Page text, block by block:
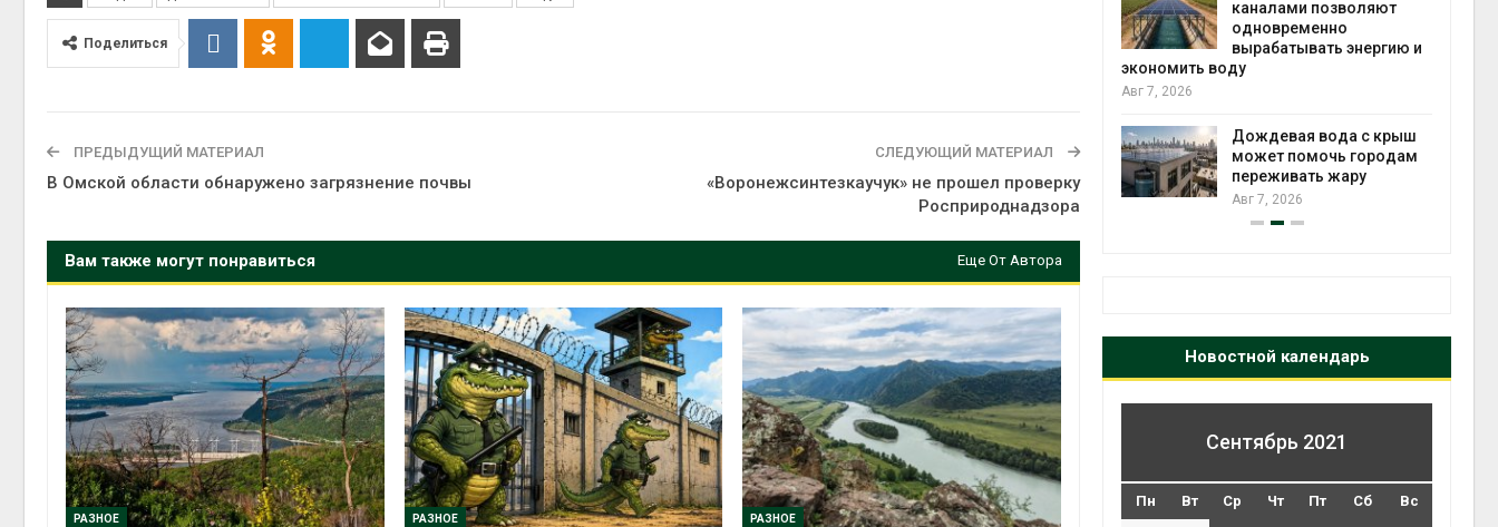
Поделиться
ПРЕДЫДУЩИЙ МАТЕРИАЛ
В Омской области обнаружено загрязнение почвы
СЛЕДУЮЩИЙ МАТЕРИАЛ
«Воронежсинтезкаучук» не прошел проверку
Росприроднадзора
Вам также могут понравиться Еще От Автора
РАЗНОЕ РАЗНОЕ РАЗНОЕ
из воздуха с помощью
Авг 6, 2026
Авг 6, 2026
каналами позволяют
одновременно
вырабатывать энергию и
экономить воду
Авг 7, 2026
Дождевая вода с крыш
может помочь городам
переживать жару
Авг 7, 2026
Новостной календарь
Сентябрь 2021
Пн Вт Ср Чт Пт Сб Вс